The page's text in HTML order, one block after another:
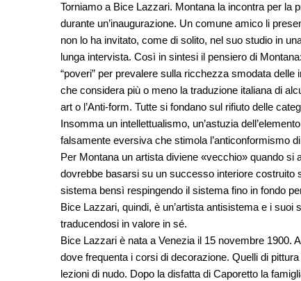
Torniamo a Bice Lazzari. Montana la incontra per la
durante un’inaugurazione. Un comune amico li
non lo ha invitato, come di solito, nel suo studio in
lunga intervista. Così in sintesi il pensiero di
“poveri” per prevalere sulla ricchezza smodata
che considera più o meno la traduzione italiana di
art o l’Anti-form. Tutte si fondano sul rifiuto delle
Insomma un intellettualismo, un’astuzia
falsamente eversiva che stimola l’anticonformismo
Per Montana un artista diviene «vecchio» quando
dovrebbe basarsi su un successo interiore costruito
sistema bensì respingendo il sistema fino in fondo
Bice Lazzari, quindi, è un’artista antisistema e i
traducendosi in valore in sé.
Bice Lazzari è nata a Venezia il 15 novembre 1900.
dove frequenta i corsi di decorazione. Quelli di
lezioni di nudo. Dopo la disfatta di Caporetto la